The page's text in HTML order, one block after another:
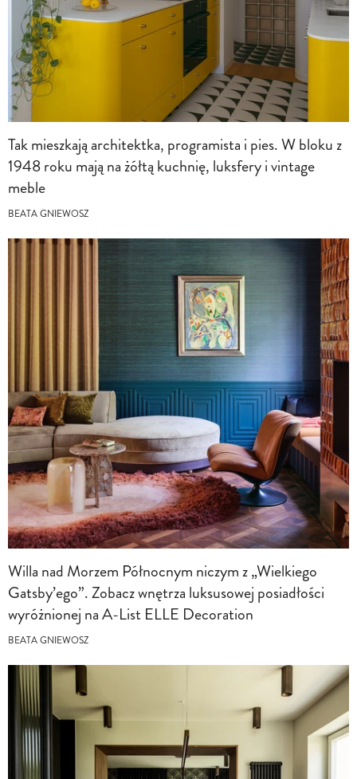
Tak mieszkają architektka, programista i pies. W bloku z
1948 roku mają na żółtą kuchnię, luksfery i vintage
meble
BEATA GNIEWOSZ
Willa nad Morzem Północnym niczym z „Wielkiego
Gatsby’ego”. Zobacz wnętrza luksusowej posiadłości
wyróżnionej na A-List ELLE Decoration
BEATA GNIEWOSZ